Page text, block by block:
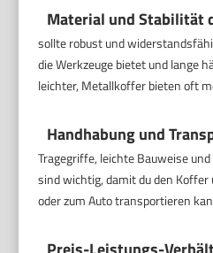
Material und Stabilität
sollte robust und
die Werkzeuge bietet und lange
leichter, Metallkoffer bieten oft
Handhabung und
Tragegriffe, leichte Bauweise
sind wichtig, damit du den
oder zum Auto transportieren